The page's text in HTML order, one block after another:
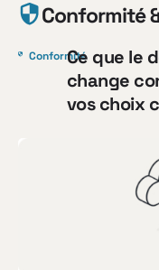
Conformité
ConformitéCe que le
change
vos choix